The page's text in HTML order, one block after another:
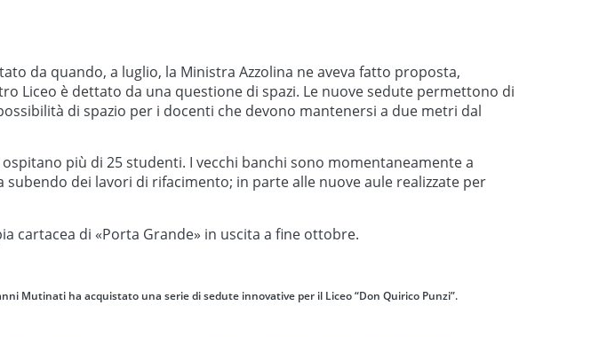
da quando, a luglio, la Ministra Azzolina ne aveva fatto proposta,
Liceo è dettato da una questione di spazi. Le nuove sedute permettono di
di spazio per i docenti che devono mantenersi a due metri dal
più di 25 studenti. I vecchi banchi sono momentaneamente a
dei lavori di rifacimento; in parte alle nuove aule realizzate per
cartacea di «Porta Grande» in uscita a fine ottobre.
Mutinati ha acquistato una serie di sedute innovative per il Liceo “Don Quirico Punzi”.